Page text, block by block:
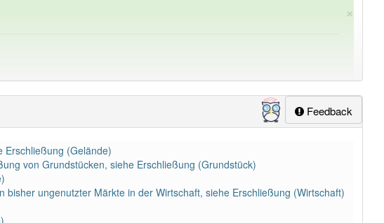
×
mit Endung-erschließungaber mit einem anderen Artikel
Feedback
Erschließung (Gelände)
von Grundstücken, siehe Erschließung (Grundstück)
ungenutzter Märkte in der Wirtschaft, siehe Erschließung (Wirtschaft)